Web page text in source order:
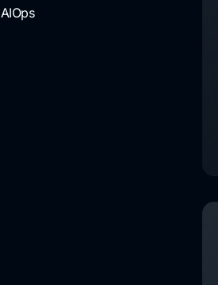
AIOps